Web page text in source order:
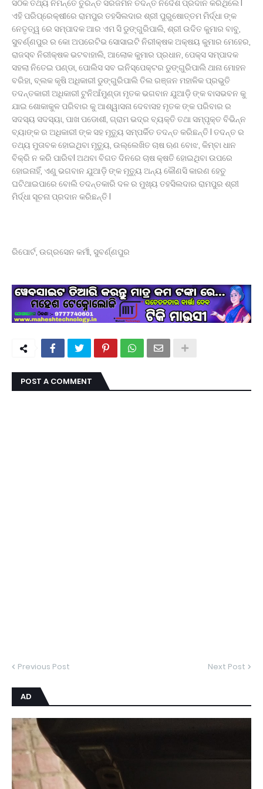
ସଠିକ ତଥ୍ୟ ନିମନ୍ତେ ତୁରନ୍ତ ସରଜମିନ ତଦନ୍ତ ନିର୍ଦେଶ ପ୍ରଦାନ କରିଥିଲେ l
ଏହି ପରିପ୍ରେକ୍ଷୀରେ ରାମପୁର ତହସିଲଦାର ଶ୍ରୀ ପୁରୁଷୋତ୍ତମ ମିର୍ଦ୍ଧା ଙ୍କ
ନେତୃତ୍ୱ ରେ ସମ୍ପାଦକ ଆର ଏମ ସି ଡୁଙ୍ଗୁରିପାଲି, ଶ୍ରୀ ଉଦିତ କୁମାର ବାବୁ,
ସୁବର୍ଣ୍ଣପୁର ର କୋ ଅପରେଟିଭ ସୋସାଇଟି ନିରୀକ୍ଷକ ଅକ୍ଷୟ କୁମାର ମେହେର,
ରାଜସ୍ବ ନିରୀକ୍ଷକ ଭଟବାହାଲି, ଆଲୋକ କୁମାର ପ୍ରଧାନ, ପେକ୍ସ ସମ୍ପାଦକ
ସହଲା ନିତେଇ ପଣ୍ଡା, ପୋଲିସ ସବ ଇନିସ୍ପେକ୍ଟର ଡୁଙ୍ଗୁରିପାଲି ଥାନା ମୋହନ
ବରିହା, ବ୍ଲକ କୃଷି ଅଧିକାରୀ ଡୁଙ୍ଗୁରିପାଲି ତିଲ ରଞ୍ଜନ ମହାଳିକ ପ୍ରଭୁତି
ତଦନ୍ତକାରୀ ଅଧିକାରୀ ଟୁନିଆଁମୁଣ୍ଡା ମୃତକ ଭଗବାନ ଯୁଆଡ଼ି ଙ୍କ ବାସଭବନ କୁ
ଯାଇ ଶୋକାକୁଳ ପରିବାର କୁ ଆଶ୍ୱାସନା ଦେବାସହ ମୃତକ ଙ୍କ ପରିବାର ର
ସଦସ୍ୟ ସଦସ୍ୟା, ପାଖ ପଡୋଶୀ, ଗ୍ରାମ ଭଦ୍ର ବ୍ୟକ୍ତି ତଥା ସମ୍ପୃକ୍ତ ବିଭିନ୍ନ
ବ୍ୟାଙ୍କ ର ଅଧିକାରୀ ଙ୍କ ସହ ମୃତ୍ୟୁ ସମ୍ପର୍କିତ ତଦନ୍ତ କରିଛନ୍ତି l ତଦନ୍ତ ର
ତଥ୍ୟ ମୁତାବକ ହୋଇଥିବା ମୃତ୍ୟୁ, ଉଲ୍ଲେଖିତ ଚାଷ ଋଣ ବୋଝ, କିମ୍ବା ଧାନ
ବିକ୍ରି ନ କରି ପାରିବl ଅଥବା ବିଗତ ଦିନରେ ଚାଷ କ୍ଷତି ହୋଇଥିବା ଉପରେ
ହୋଇନାହିଁ, ଏଣୁ ଭଗବାନ ଯୁଆଡ଼ି ଙ୍କ ମୃତ୍ୟୁ ଅନ୍ୟ କୌଣସି କାରଣ ହେତୁ
ଘଟିଥାଇପାରେ ବୋଲି ତଦନ୍ତକାରି ଦଳ ର ମୁଖ୍ୟ ତହସିଲଦାର ରାମପୁର ଶ୍ରୀ
ମିର୍ଦ୍ଧା ସୂଚନା ପ୍ରଦାନ କରିଛନ୍ତି l
ରିପୋର୍ଟ, ଉଗ୍ରସେନ କର୍ମୀ, ସୁବର୍ଣ୍ଣପୁର
POST A COMMENT
Previous Post Next Post
AD